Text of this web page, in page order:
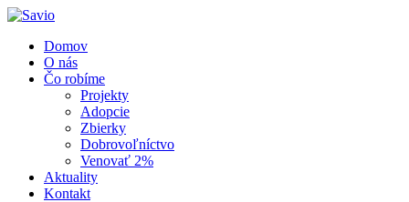
Domov
O nás
Čo robíme
Projekty
Adopcie
Zbierky
Dobrovoľníctvo
Venovať 2%
Aktuality
Kontakt